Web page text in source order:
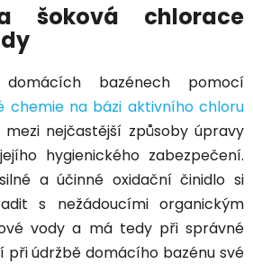
šoková chlorace
bazénech pomocí
chemie na bázi aktivního chloru
nejčastější způsoby úpravy
hygienického zabezpečení.
a účinné oxidační činidlo si
s nežádoucími organickým
vody a má tedy při správné
při údržbě domácího bazénu své